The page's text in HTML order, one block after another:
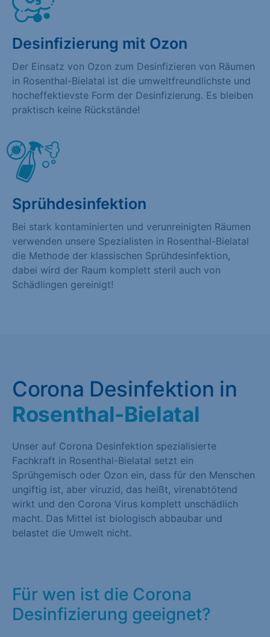
Desinfizierung mit Ozon
Der Einsatz von Ozon zum Desinfizieren von Räumen
in Rosenthal-Bielatal ist die umweltfreundlichste und
hocheffektievste Form der Desinfizierung. Es bleiben
praktisch keine Rückstände!
Sprühdesinfektion
Bei stark kontaminierten und verunreinigten Räumen
verwenden unsere Spezialisten in Rosenthal-Bielatal
die Methode der klassischen Sprühdesinfektion,
dabei wird der Raum komplett steril auch von
Schädlingen gereinigt!
Corona Desinfektion in
Rosenthal-Bielatal
Unser auf Corona Desinfektion spezialisierte
Fachkraft in Rosenthal-Bielatal setzt ein
Sprühgemisch oder Ozon ein, dass für den Menschen
ungiftig ist, aber viruzid, das heißt, virenabtötend
wirkt und den Corona Virus komplett unschädlich
macht. Das Mittel ist biologisch abbaubar und
belastet die Umwelt nicht.
Für wen ist die Corona
Desinfizierung geeignet?